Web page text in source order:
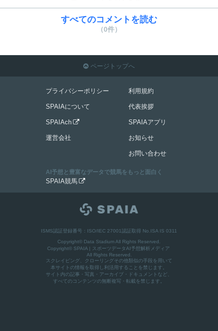
すべてのコメントを読む
（0件）
 ページトップへ
プライバシーポリシー
SPAIAについて
SPAIAch 
運営会社
利用規約
代表挨拶
SPAIAアプリ
お知らせ
お問い合わせ
AI予想と豊富なデータで競馬をもっと面白く
SPAIA競馬 
ISMS認証登録番号：ISO/IEC 27001認証取得 No.ISA IS 0311
Copyright© Data Stadium All Rights Reserved.
Copyright© SPAIA | スポーツデータAI予想解析メディア
All Rights Reserved.
スクレイピング、クローリングその他類似の手段を用いて
本サイトの情報を取得し利活用することを禁じます。
サイト内の記事・写真・アーカイブ・ドキュメントなど、
すべてのコンテンツの無断複写・転載を禁じます。